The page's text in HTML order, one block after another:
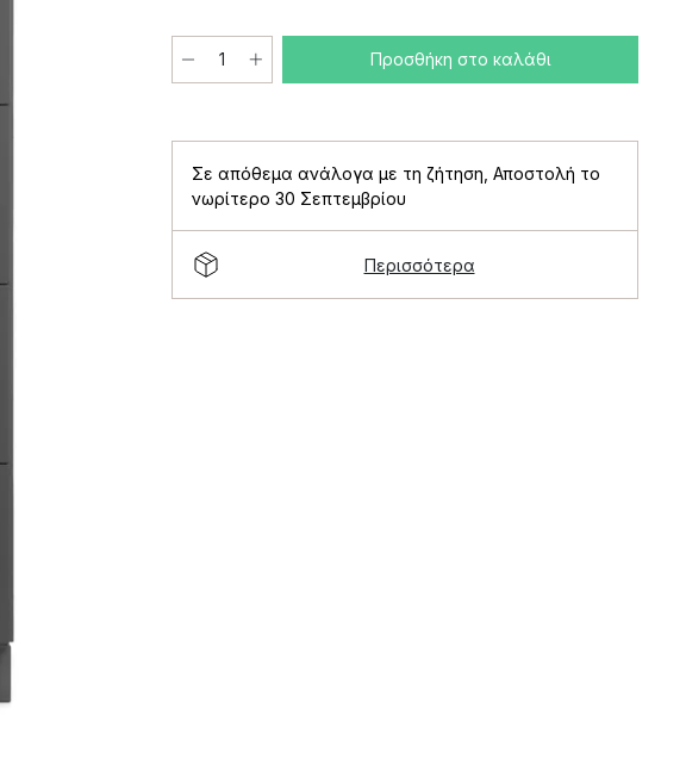
Προσθήκη στο καλάθι
Σε απόθεμα ανάλογα με τη ζήτηση Αποστολή το
νωρίτερο 30 Σεπτεμβρίου
Περισσότερα